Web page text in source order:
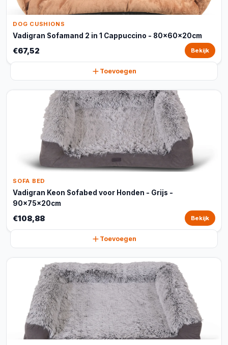
DOG CUSHIONS
Vadigran Sofamand 2 in 1 Cappuccino - 80x60x20cm
€67,52 Bekijk
Toevoegen
SOFA BED
Vadigran Keon Sofabed voor Honden - Grijs -
90x75x20cm
€108,88 Bekijk
Toevoegen